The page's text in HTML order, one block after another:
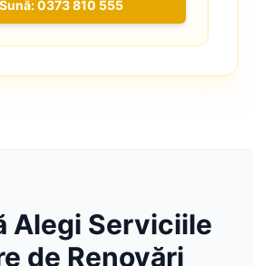
Sună: 0373 810 555
Alegi Serviciile
de Renovări